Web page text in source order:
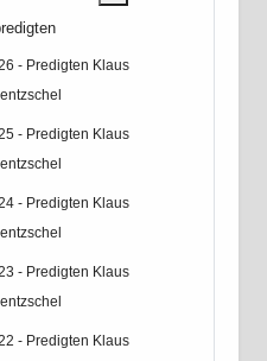
- Predigten Klaus
- Predigten Klaus
- Predigten Klaus
- Predigten Klaus
- Predigten Klaus